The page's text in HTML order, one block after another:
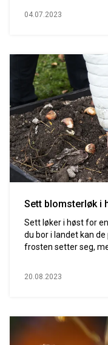
04.07.2023
Sett blomsterløk i
Sett løker i høst for
du bor i landet kan
frosten setter seg,
20.08.2023